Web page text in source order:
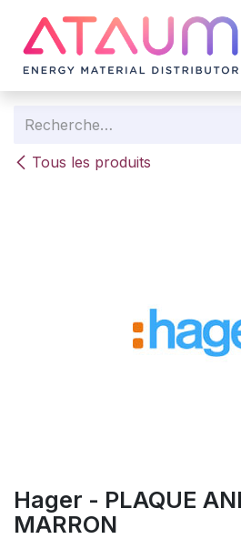
Tous les produits
Hager - PLAQUE
MARRON